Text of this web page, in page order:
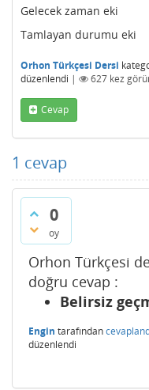
Gelecek zaman eki
Tamlayan durumu eki
Orhon Türkçesi Dersi
düzenlendi | 627 kez
Cevap
1 cevap
0
oy
Orhon Türkçesi
doğru cevap :
Belirsiz
Engin tarafından
düzenlendi